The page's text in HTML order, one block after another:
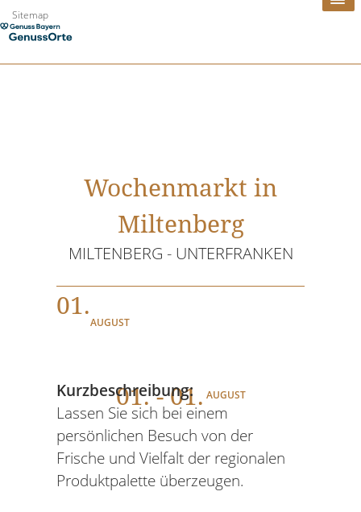
Zum
Inhalt
Sitemap
Wochenmarkt in
Miltenberg
MILTENBERG - UNTERFRANKEN
01.
AUGUST
01. - 01. AUGUST
Kurzbeschreibung:
Lassen Sie sich bei einem
persönlichen Besuch von der
Frische und Vielfalt der regionalen
Produktpalette überzeugen.